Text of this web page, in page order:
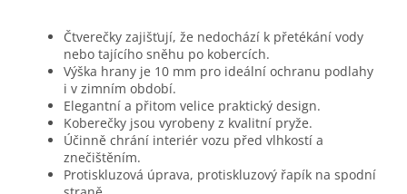
Čtverečky zajišťují, že nedochází k přetékání vody
nebo tajícího sněhu po kobercích.
Výška hrany je 10 mm pro ideální ochranu podlahy
i v zimním období.
Elegantní a přitom velice praktický design.
Koberečky jsou vyrobeny z kvalitní pryže.
Účinně chrání interiér vozu před vlhkostí a
znečištěním.
Protiskluzová úprava, protiskluzový řapík na spodní